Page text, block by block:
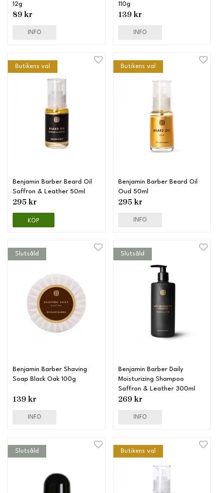
12g
89 kr
INFO
110g
139 kr
INFO
Butikens val
Benjamin Barber Beard Oil
Saffron & Leather 50ml
295 kr
KÖP
Butikens val
Benjamin Barber Beard Oil
Oud 50ml
295 kr
INFO
Slutsåld
Benjamin Barber Shaving
Soap Black Oak 100g
139 kr
INFO
Slutsåld
Benjamin Barber Daily
Moisturizing Shampoo
Saffron & Leather 300ml
269 kr
INFO
Slutsåld Butikens val